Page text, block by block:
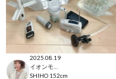
2025.08.19
SHIHO 152cm